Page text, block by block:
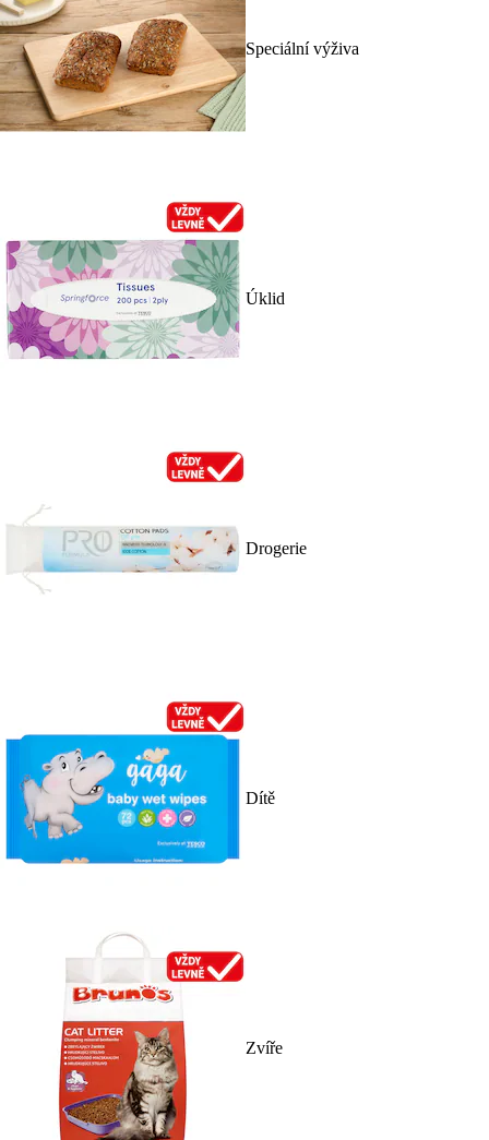
Speciální výživa
Úklid
Drogerie
Dítě
Zvíře